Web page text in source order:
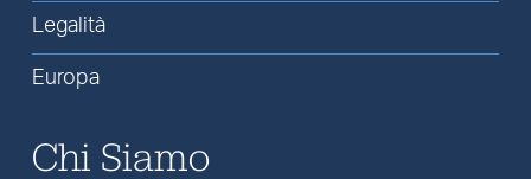
Legalità
Europa
Chi Siamo